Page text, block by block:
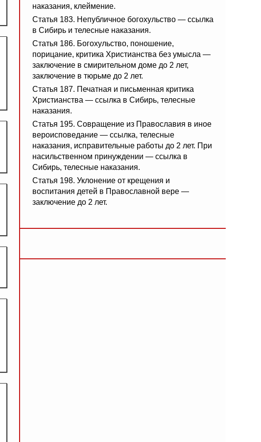
наказания, клеймение.
Статья 183. Непубличное богохульство — ссылка
в Сибирь и телесные наказания.
Статья 186. Богохульство, поношение,
порицание, критика Христианства без умысла —
заключение в смирительном доме до 2 лет,
заключение в тюрьме до 2 лет.
Статья 187. Печатная и письменная критика
Христианства — ссылка в Сибирь, телесные
наказания.
Статья 195. Совращение из Православия в иное
вероисповедание — ссылка, телесные
наказания, исправительные работы до 2 лет. При
насильственном принуждении — ссылка в
Сибирь, телесные наказания.
Статья 198. Уклонение от крещения и
воспитания детей в Православной вере —
заключение до 2 лет.